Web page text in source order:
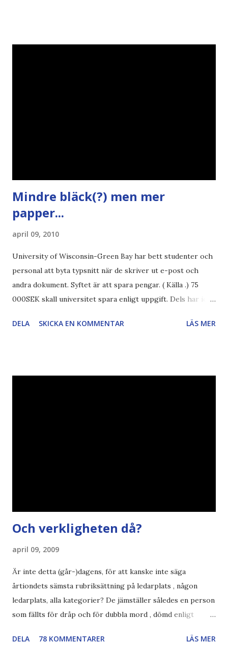
Mindre bläck(?) men mer
papper...
april 09, 2010
University of Wisconsin-Green Bay har bett studenter och
personal att byta typsnitt när de skriver ut e-post och
andra dokument. Syftet är att spara pengar. ( Källa .) 75
000SEK skall universitet spara enligt uppgift. Dels har iofs
"bläck". Dels så undrar jag om de 30% besparingar -
DELA SKICKA EN KOMMENTAR LÄS MER
Och verkligheten då?
april 09, 2009
Är inte detta (går-)dagens, för att kanske inte säga
årtiondets sämsta rubriksättning på ledarplats , någon
ledarplats, alla kategorier? De jämställer således en person
som fällts för dråp och för dubbla mord , dömd enligt
resterande straff i sverige. en som fängslats och torterats
DELA 78 KOMMENTARER LÄS MER